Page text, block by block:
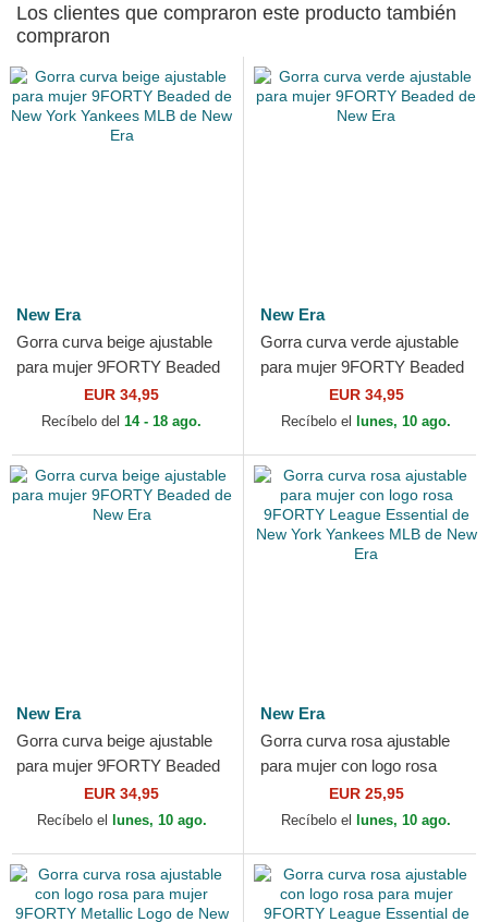
Los clientes que compraron este producto también
compraron
New Era
Gorra curva beige ajustable
para mujer 9FORTY Beaded
de New York Yankees MLB
de New Era
EUR 34,95
Recíbelo del 14 - 18 ago.
New Era
Gorra curva verde ajustable
para mujer 9FORTY Beaded
de New EraEUR 34,95
Recíbelo el lunes, 10 ago.
New Era
Gorra curva beige ajustable
para mujer 9FORTY Beaded
de New EraEUR 34,95
Recíbelo el lunes, 10 ago.
New Era
Gorra curva rosa ajustable
para mujer con logo rosa
9FORTY League Essential
de New York Yankees...
EUR 25,95
Recíbelo el lunes, 10 ago.